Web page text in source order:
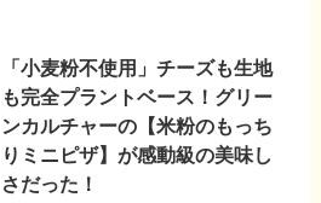
「小麦粉不使用」チーズも生地
も完全プラントベース！グリー
ンカルチャーの【米粉のもっち
りミニピザ】が感動級の美味し
さだった！